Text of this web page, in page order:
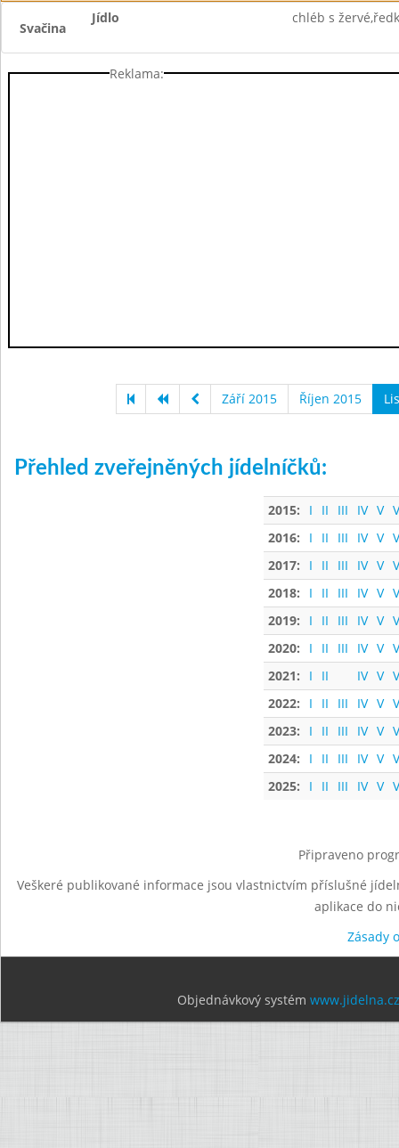
Svačina
Jídlo chléb s
Reklama:
Září 2015 Říjen 2015
Přehled zveřejněných jídelníčků:
2015: I II III IV V
2016:
I II III IV V
2017:
I II III IV V
2018:
I II III IV V
2019:
I II III IV V
2020:
I II III IV V
2021:
I II IV V
2022:
I II III IV V
2023:
I II III IV V
2024:
I II III IV V
2025:
I II III IV V
Připraveno
Veškeré publikované informace jsou vlastnictvím příslušné
aplikace do
Zásady
Objednávkový systém www.jidelna.cz